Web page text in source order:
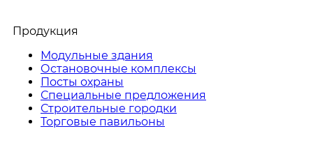
Продукция
Модульные здания
Остановочные комплексы
Посты охраны
Специальные предложения
Строительные городки
Торговые павильоны